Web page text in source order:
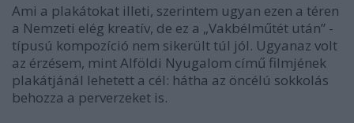
Ami a plakátokat illeti, szerintem ugyan ezen a téren
a Nemzeti elég kreatív, de ez a „Vakbélműtét után” -
típusú kompozíció nem sikerült túl jól. Ugyanaz volt
az érzésem, mint Alföldi Nyugalom című filmjének
plakátjánál lehetett a cél: hátha az öncélú sokkolás
behozza a perverzeket is.